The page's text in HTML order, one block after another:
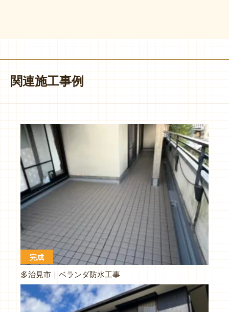
関連施工事例
完成
多治見市｜ベランダ防水工事